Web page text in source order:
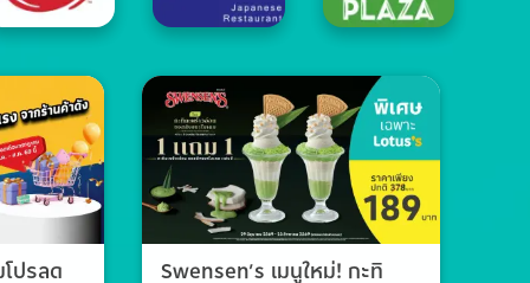
ปรลด
Swensen’s เมนูใหม่! กะทิ